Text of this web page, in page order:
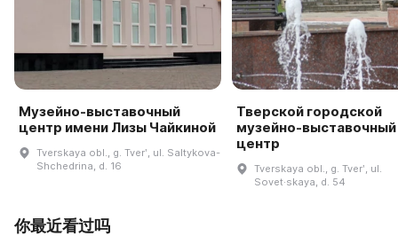
Музейно-выставочный
центр имени Лизы Чайкиной
Tverskaya obl., g. Tverʹ, ul. Saltykova-
Shchedrina, d. 16
Тверской городской
музейно-выставочный
центр
Tverskaya obl., g. Tverʹ, ul.
Sovet·skaya, d. 54
你最近看过吗